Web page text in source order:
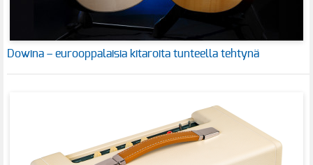
Dowina – eurooppalaisia kitaroita tunteella tehtynä